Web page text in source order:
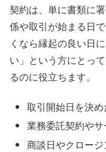
契約は、単に書類に
係や取引が始まる日
くなら縁起の良い日
い」という方にとっ
るのに役立ちます。
取引開始日を決め
業務委託契約や
商談日やクロー